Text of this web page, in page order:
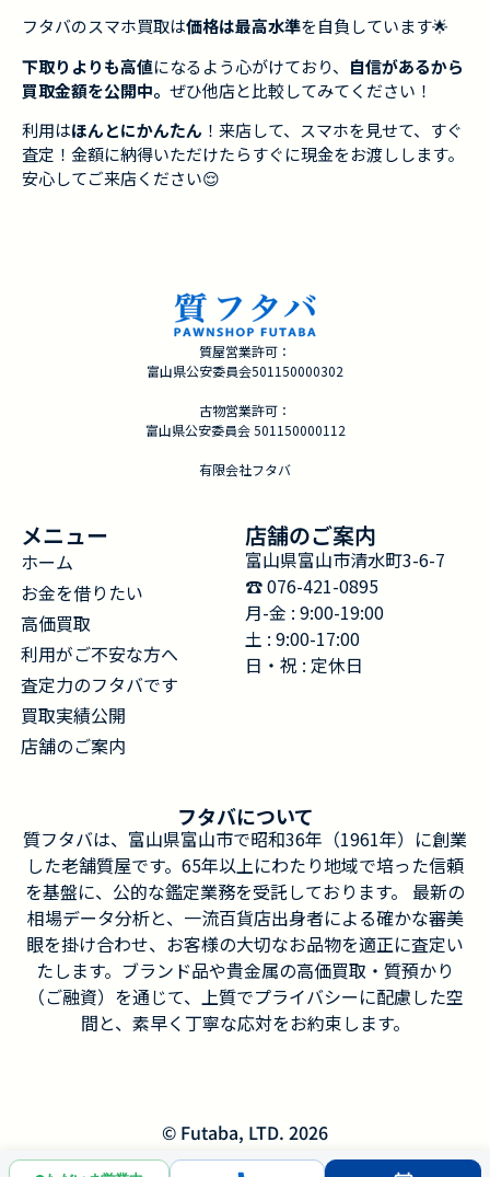
フタバのスマホ買取は価格は最高水準を自負しています🌟
下取りよりも高値になるよう心がけており、 自信があるから
買取金額を公開中。 ぜひ他店と比較してみてください！
利用はほんとにかんたん ！来店して、スマホを見せて、すぐ
査定！金額に納得いただけたらすぐに現金をお渡しします。
安心してご来店ください😌
質屋営業許可：
富山県公安委員会501150000302
古物営業許可：
富山県公安委員会 501150000112
有限会社フタバ
メニュー
ホーム
お金を借りたい
高価買取
利用がご不安な方へ
査定力のフタバです
買取実績公開
店舗のご案内
店舗のご案内
富山県富山市清水町3-6-7
☎︎ 076-421-0895
月-金 : 9:00-19:00
土 : 9:00-17:00
日・祝 : 定休日
フタバについて
質フタバは、富山県富山市で昭和36年（1961年）に創業
した老舗質屋です。65年以上にわたり地域で培った信頼
を基盤に、公的な鑑定業務を受託しております。 最新の
相場データ分析と、一流百貨店出身者による確かな審美
眼を掛け合わせ、お客様の大切なお品物を適正に査定い
たします。ブランド品や貴金属の高価買取・質預かり
（ご融資）を通じて、上質でプライバシーに配慮した空
間と、素早く丁寧な応対をお約束します。
© Futaba, LTD. 2026